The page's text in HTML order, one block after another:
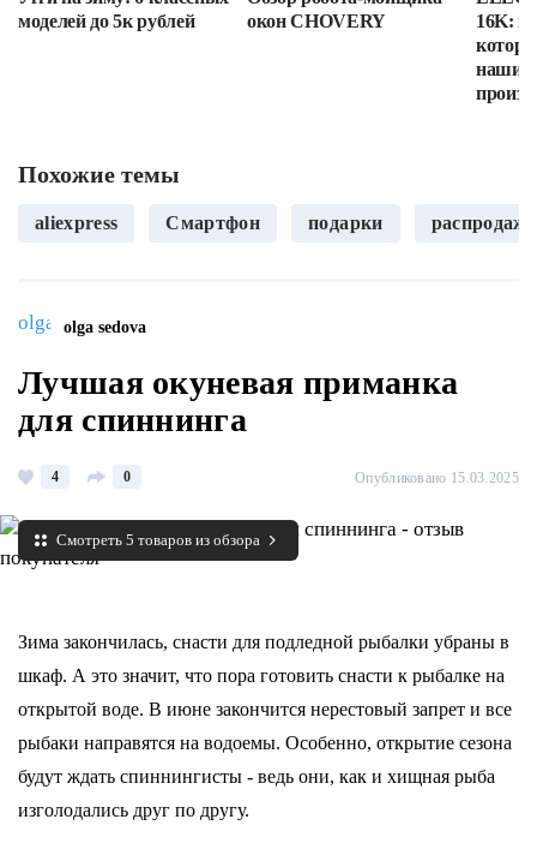
моделей до 5к рублей
окон CHOVERY
16K:
наши
Похожие темы
aliexpress Смартфон подарки распродажа
olga sedova
Лучшая окуневая приманка
для спиннинга
4 0 Опубликовано 15.03.2025
Смотреть 5 товаров из обзора
Зима закончилась, снасти для подледной рыбалки убраны в
шкаф. А это значит, что пора готовить снасти к рыбалке на
открытой воде. В июне закончится нерестовый запрет и все
рыбаки направятся на водоемы. Особенно, открытие сезона
будут ждать спиннингисты - ведь они, как и хищная рыба
изголодались друг по другу.